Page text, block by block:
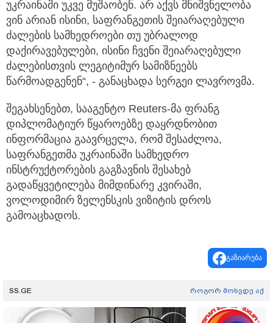
უკრაინაში უკვე მუშაობენ. არ აქვს მნიშვნელობა
ვინ არიან ისინი, საფრანგეთის შეიარაღებული
ძალების სამხედროები თუ უბრალოდ
დაქირავებულები, ისინი ჩვენი შეიარაღებული
ძალებისთვის ლეგიტიმურ სამიზნეებს
წარმოადგენენ“, - განაცხადა სერგეი ლავროვმა.
შეგახსენებთ, სააგენტო Reuters-მა ფრანგ
დიპლომატიურ წყაროებზე დაყრდნობით
ინფორმაცია გაავრცელა, რომ შესაძლოა,
საფრანგეთმა უკრაინაში სამხედრო
ინსტრუქტორების გაგზავნის შესახებ
გადაწყვეტილება მიმდინარე კვირაში,
ვოლოდიმირ ზელენსკის ვიზიტის დროს
გამოაცხადოს.
გაზიარება
SS.GE როგორ მოხვდე აქ